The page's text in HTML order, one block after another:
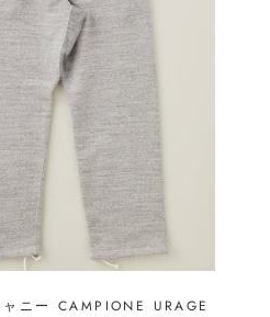
ニー CAMPIONE URAGE